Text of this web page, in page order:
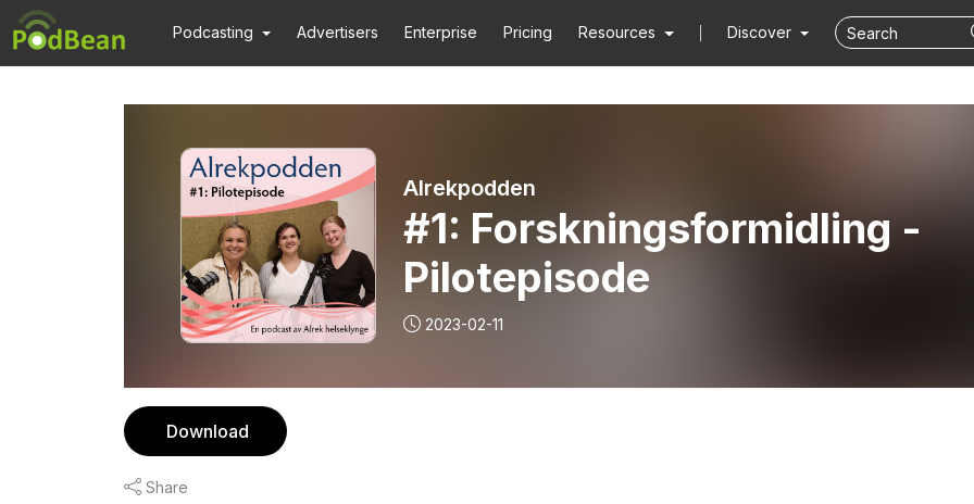
Podcasting Advertisers Enterprise Pricing Resources Discover
Alrekpodden
#1: Forskningsformidling -
Pilotepisode
2023-02-11
Download
Share